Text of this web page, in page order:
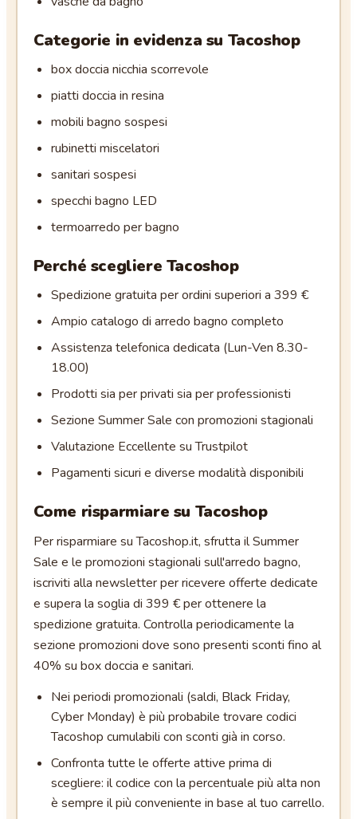
Categorie in evidenza su Tacoshop
box doccia nicchia scorrevole
piatti doccia in resina
mobili bagno sospesi
rubinetti miscelatori
sanitari sospesi
specchi bagno LED
termoarredo per bagno
Perché scegliere Tacoshop
Spedizione gratuita per ordini superiori a 399 €
Ampio catalogo di arredo bagno completo
Assistenza telefonica dedicata (Lun-Ven 8.30-
18.00)
Prodotti sia per privati sia per professionisti
Sezione Summer Sale con promozioni stagionali
Valutazione Eccellente su Trustpilot
Pagamenti sicuri e diverse modalità disponibili
Come risparmiare su Tacoshop
Per risparmiare su Tacoshop.it, sfrutta il Summer
Sale e le promozioni stagionali sull'arredo bagno,
iscriviti alla newsletter per ricevere offerte dedicate
e supera la soglia di 399 € per ottenere la
spedizione gratuita. Controlla periodicamente la
sezione promozioni dove sono presenti sconti fino al
40% su box doccia e sanitari.
Nei periodi promozionali (saldi, Black Friday,
Cyber Monday) è più probabile trovare codici
Tacoshop cumulabili con sconti già in corso.
Confronta tutte le offerte attive prima di
scegliere: il codice con la percentuale più alta non
è sempre il più conveniente in base al tuo carrello.